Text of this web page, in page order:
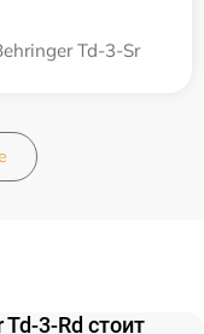
Td-3-Sr
3-Rd стоит